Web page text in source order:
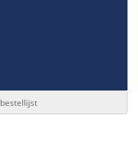
Toevoegen aan bestellijst